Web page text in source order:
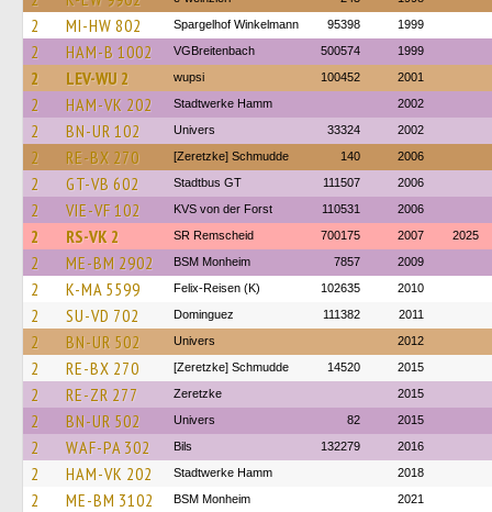
2 MI-HW 802 Spargelhof Winkelmann 95398 1999
2 HAM-B 1002 VGBreitenbach 500574 1999
2 LEV-WU 2 wupsi 100452 2001
2 HAM-VK 202 Stadtwerke Hamm 2002
2 BN-UR 102 Univers 33324 2002
2 RE-BX 270 [Zeretzke] Schmudde 140 2006
2 GT-VB 602 Stadtbus GT 111507 2006
2 VIE-VF 102 KVS von der Forst 110531 2006
2 RS-VK 2 SR Remscheid 700175 2007 2025
2 ME-BM 2902 BSM Monheim 7857 2009
2 K-MA 5599 Felix-Reisen (K) 102635 2010
2 SU-VD 702 Dominguez 111382 2011
2 BN-UR 502 Univers 2012
2 RE-BX 270 [Zeretzke] Schmudde 14520 2015
2 RE-ZR 277 Zeretzke 2015
2 BN-UR 502 Univers 82 2015
2 WAF-PA 302 Bils 132279 2016
2 HAM-VK 202 Stadtwerke Hamm 2018
2 ME-BM 3102 BSM Monheim 2021